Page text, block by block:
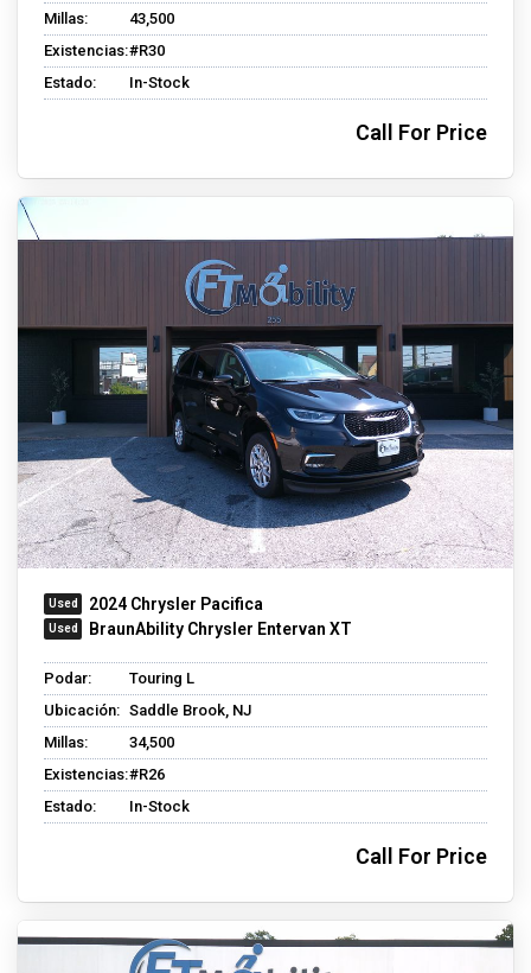
Millas:
43,500
Existencias:#R30
Estado:
In-Stock
Call For Price
2024 Chrysler Pacifica
BraunAbility Chrysler Entervan XT
Podar:
Touring L
Ubicación: Saddle Brook, NJ
Millas:
34,500
Existencias:#R26
Estado:
In-Stock
Call For Price